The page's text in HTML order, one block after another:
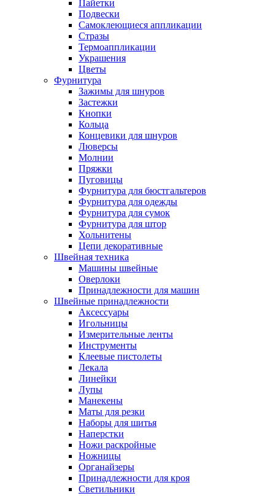
Пайетки
Подвески
Самоклеющиеся аппликации
Стразы
Термоаппликации
Украшения
Цветы
Фурнитура
Зажимы для шнуров
Застежки
Кнопки
Кольца
Концевики для шнуров
Люверсы
Молнии
Пряжки
Пуговицы
Фурнитура для бюстгальтеров
Фурнитура для одежды
Фурнитура для сумок
Фурнитура для штор
Хольнитены
Цепи декоративные
Швейная техника
Машины швейные
Оверлоки
Принадлежности для машин
Швейные принадлежности
Аксессуары
Игольницы
Измерительные ленты
Инструменты
Клеевые пистолеты
Лекала
Линейки
Лупы
Манекены
Маты для резки
Наборы для шитья
Наперстки
Ножи раскройные
Ножницы
Органайзеры
Принадлежности для кроя
Светильники